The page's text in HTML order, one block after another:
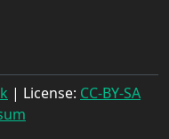
| License: CC-BY-SA